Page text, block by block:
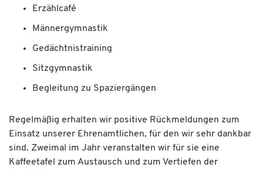
Erzählcafé
Männergymnastik
Gedächtnistraining
Sitzgymnastik
Begleitung zu Spaziergängen
Regelmäßig erhalten wir positive Rückmeldungen zum
Einsatz unserer Ehrenamtlichen, für den wir sehr dankbar
sind. Zweimal im Jahr veranstalten wir für sie eine
Kaffeetafel zum Austausch und zum Vertiefen der